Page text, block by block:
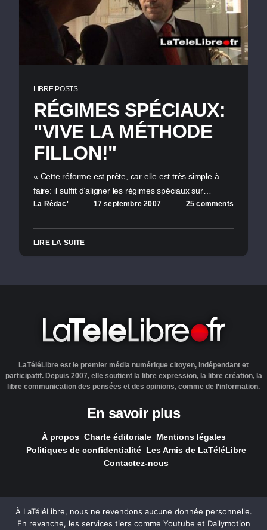
LIBRE POSTS
RÉGIMES SPÉCIAUX:
"VIVE LA MÉTHODE
FILLON!"
« Cette réforme est prête, car elle est très simple à
faire: il suffit d’aligner les régimes spéciaux sur…
La Rédac' 17 septembre 2007 25 comments
LIRE LA SUITE
LaTéléLibre est le premier média numérique citoyen, indépendant et
participatif. Depuis 2007, elle soutient la libre expression, la libre création, la
libre communication des pensées et des opinions, comme de l’information.
En savoir plus
À propos Charte éditoriale Mentions légales
Politiques de confidentialité Les Amis de LaTéléLibre
Contactez-nous
À LaTéléLibre, nous ne revendons aucune donnée personnelle.
En revanche, les services tiers comme Youtube et Dailymotion